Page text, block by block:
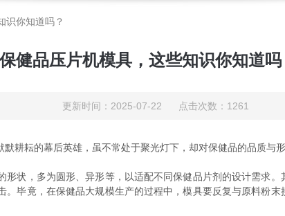
识你知道吗？
保健品压片机模具，这些知识你知道吗
更新时间：2025-07-22 点击次数：1261
耘的幕后英雄，虽不常处于聚光灯下，却对保健品的品质与形
形状，多为圆形、异形等，以适配不同保健品片剂的设计需求
毕竟，在保健品大规模生产的过程中，模具要反复与原料粉